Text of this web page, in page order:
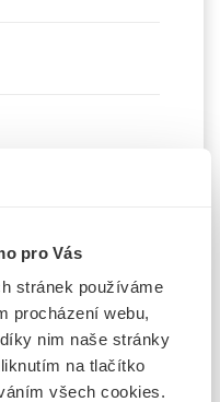
pro Vás
stránek používáme
procházení webu,
nim naše stránky
na tlačítko
všech cookies.